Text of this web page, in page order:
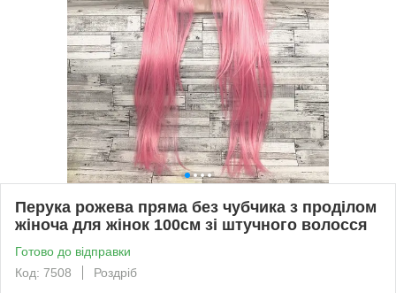
Перука рожева пряма без чубчика з проділом
жіноча для жінок 100см зі штучного волосся
Готово до відправки
Код: 7508
Роздріб